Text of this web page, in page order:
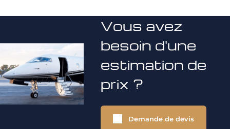
Vous avez
besoin d'une
estimation de
prix ?
Demande de devis